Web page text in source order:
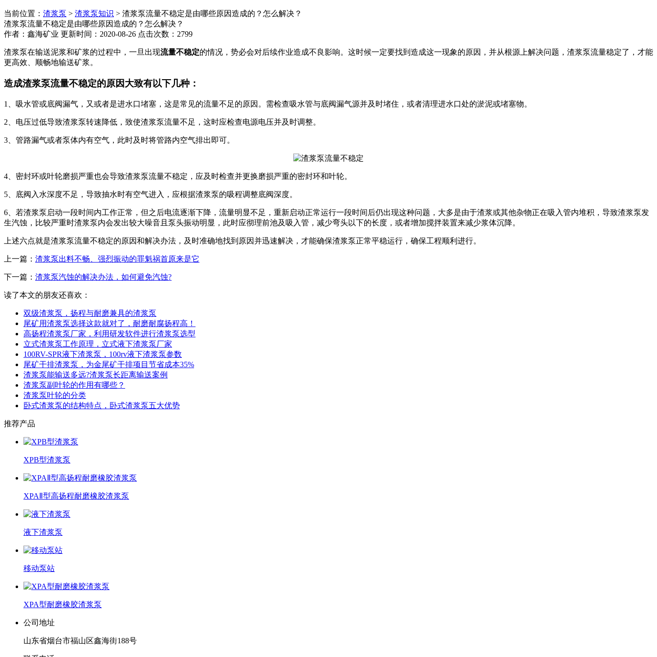
当前位置： 渣浆泵 > 渣浆泵知识 > 渣浆泵流量不稳定是由哪些原因造成的？怎么解决？
渣浆泵流量不稳定是由哪些原因造成的？怎么解决？
作者：鑫海矿业 更新时间：2020-08-26 点击次数：2799
渣浆泵在输送泥浆和矿浆的过程中，一旦出现流量不稳定的情况，势必会对后续作业造成不良影响。这时候一定要找到造成这一现象的原因，并从根源上解决问题，渣浆泵流量稳定了，才能
更高效、顺畅地输送矿浆。
造成渣浆泵流量不稳定的原因大致有以下几种：
1、吸水管或底阀漏气，又或者是进水口堵塞，这是常见的流量不足的原因。需检查吸水管与底阀漏气源并及时堵住，或者清理进水口处的淤泥或堵塞物。
2、电压过低导致渣浆泵转速降低，致使渣浆泵流量不足，这时应检查电源电压并及时调整。
3、管路漏气或者泵体内有空气，此时及时将管路内空气排出即可。
4、密封环或叶轮磨损严重也会导致渣浆泵流量不稳定，应及时检查并更换磨损严重的密封环和叶轮。
5、底阀入水深度不足，导致抽水时有空气进入，应根据渣浆泵的吸程调整底阀深度。
6、若渣浆泵启动一段时间内工作正常，但之后电流逐渐下降，流量明显不足，重新启动正常运行一段时间后仍出现这种问题，大多是由于渣浆或其他杂物正在吸入管内堆积，导致渣浆泵发
生汽蚀，比较严重时渣浆泵内会发出较大噪音且泵头振动明显，此时应彻理前池及吸入管，减少弯头以下的长度，或者增加搅拌装置来减少浆体沉降。
上述六点就是渣浆泵流量不稳定的原因和解决办法，及时准确地找到原因并迅速解决，才能确保渣浆泵正常平稳运行，确保工程顺利进行。
上一篇： 渣浆泵出料不畅、强烈振动的罪魁祸首原来是它
下一篇： 渣浆泵汽蚀的解决办法，如何避免汽蚀?
读了本文的朋友还喜欢：
双级渣浆泵，扬程与耐磨兼具的渣浆泵
尾矿用渣浆泵选择这款就对了，耐磨耐腐扬程高！
高扬程渣浆泵厂家，利用研发软件进行渣浆泵选型
立式渣浆泵工作原理，立式液下渣浆泵厂家
100RV-SPR液下渣浆泵，100rv液下渣浆泵参数
尾矿干排渣浆泵，为金尾矿干排项目节省成本35%
渣浆泵能输送多远?渣浆泵长距离输送案例
渣浆泵副叶轮的作用有哪些？
渣浆泵叶轮的分类
卧式渣浆泵的结构特点，卧式渣浆泵五大优势
推荐产品
XPB型渣浆泵
XPAⅡ型高扬程耐磨橡胶渣浆泵
液下渣浆泵
移动泵站
XPA型耐磨橡胶渣浆泵
公司地址
山东省烟台市福山区鑫海街188号